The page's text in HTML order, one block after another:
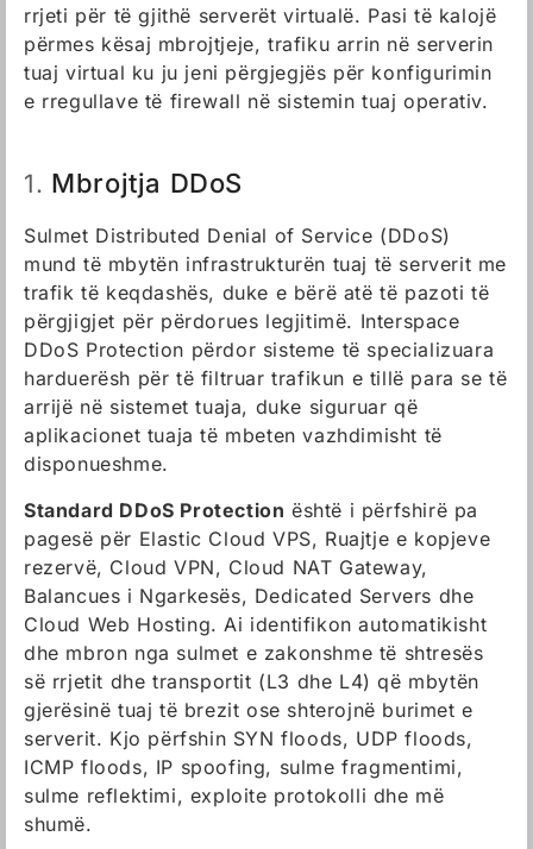
rrjeti për të gjithë serverët virtualë. Pasi të kalojë
përmes kësaj mbrojtjeje, trafiku arrin në serverin
tuaj virtual ku ju jeni përgjegjës për konfigurimin
e rregullave të firewall në sistemin tuaj operativ.
1. Mbrojtja DDoS
Sulmet Distributed Denial of Service (DDoS)
mund të mbytën infrastrukturën tuaj të serverit me
trafik të keqdashës, duke e bërë atë të pazoti të
përgjigjet për përdorues legjitimë. Interspace
DDoS Protection përdor sisteme të specializuara
harduerësh për të filtruar trafikun e tillë para se të
arrijë në sistemet tuaja, duke siguruar që
aplikacionet tuaja të mbeten vazhdimisht të
disponueshme.
Standard DDoS Protection është i përfshirë pa
pagesë për Elastic Cloud VPS, Ruajtje e kopjeve
rezervë, Cloud VPN, Cloud NАТ Gateway,
Balancues i Ngarkesës, Dedicated Servers dhe
Cloud Web Hosting. Ai identifikon automatikisht
dhe mbron nga sulmet e zakonshme të shtresës
së rrjetit dhe transportit (L3 dhe L4) që mbytën
gjerësinë tuaj të brezit ose shterojnë burimet e
serverit. Kjo përfshin SYN floods, UDP floods,
ICMP floods, IP spoofing, sulme fragmentimi,
sulme reflektimi, exploite protokolli dhe më
shumë.